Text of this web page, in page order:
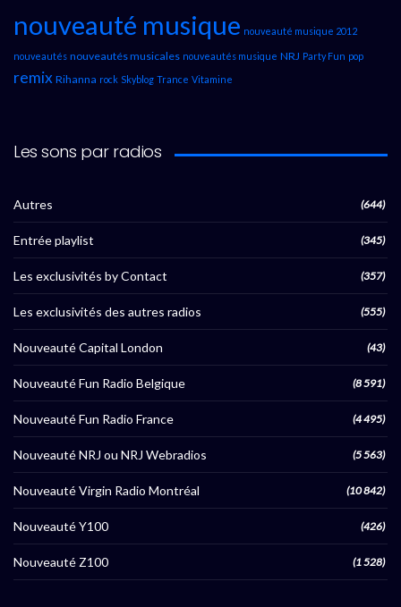
nouveauté musique nouveauté musique 2012
nouveautés nouveautés musicales nouveautés musique NRJ Party Fun pop
remix Rihanna rock Skyblog Trance Vitamine
Les sons par radios
Autres (644)
Entrée playlist (345)
Les exclusivités by Contact (357)
Les exclusivités des autres radios (555)
Nouveauté Capital London (43)
Nouveauté Fun Radio Belgique (8 591)
Nouveauté Fun Radio France (4 495)
Nouveauté NRJ ou NRJ Webradios (5 563)
Nouveauté Virgin Radio Montréal (10 842)
Nouveauté Y100 (426)
Nouveauté Z100 (1 528)